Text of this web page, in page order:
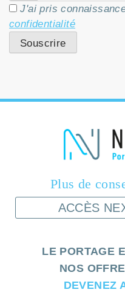
J'ai pris
confidentialité
Plus de
ACCÈS
LE PORTAGE
NOS
DEVENEZ